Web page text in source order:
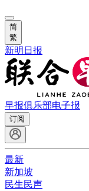
简
繁
新明日报
早报俱乐部电子报
订阅
最新
新加坡
民生民声